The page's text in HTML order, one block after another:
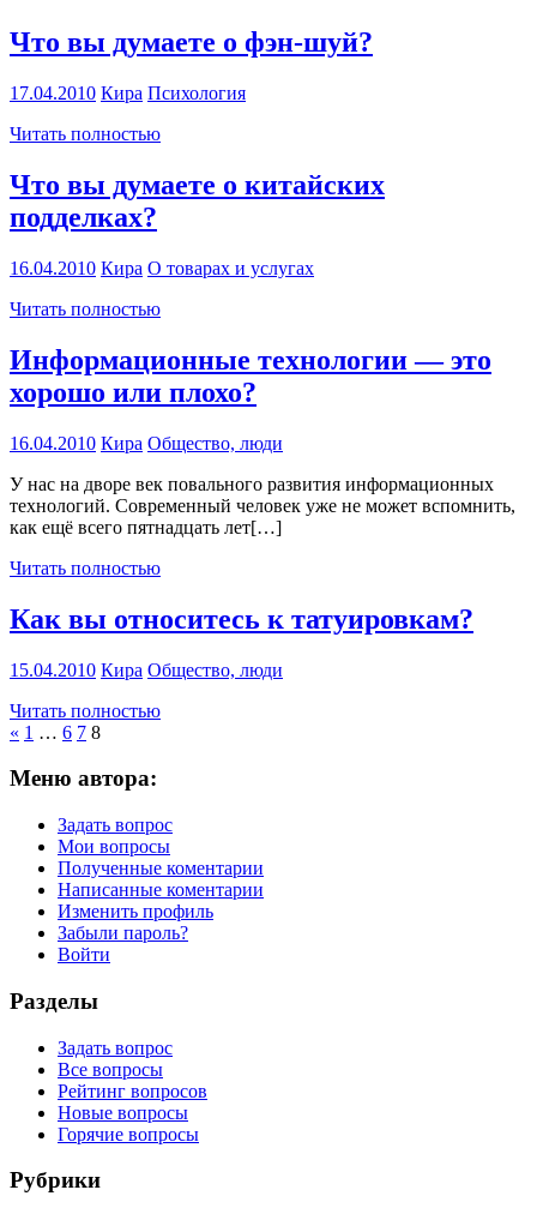
Что вы думаете о фэн-шуй?
17.04.2010 Кира Психология
Читать полностью
Что вы думаете о китайских
подделках?
16.04.2010 Кира О товарах и услугах
Читать полностью
Информационные технологии — это
хорошо или плохо?
16.04.2010 Кира Общество, люди
У нас на дворе век повального развития информационных
технологий. Современный человек уже не может вспомнить,
как ещё всего пятнадцать лет[…]
Читать полностью
Как вы относитесь к татуировкам?
15.04.2010 Кира Общество, люди
Читать полностью
Навигация
по
« Предыдущие
1 … 6 7 8
Меню автора:
Задать вопрос
Мои вопросы
Полученные коментарии
Написанные коментарии
Изменить профиль
Забыли пароль?
Войти
Разделы
Задать вопрос
Все вопросы
Рейтинг вопросов
Новые вопросы
Горячие вопросы
Рубрики